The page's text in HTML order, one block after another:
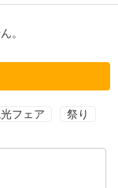
。
フェア 祭り